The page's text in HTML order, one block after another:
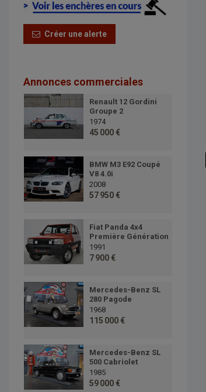
Créer une alerte
Annonces commerciales
Renault 12 Gordini
Groupe 2
1974
45 000 €
BMW M3 E92 Coupé
V8 4.0i
2008
57 950 €
Fiat Panda 4x4
Première Génération
1991
7 900 €
Mercedes-Benz SL
280 Pagode
1968
115 000 €
Mercedes-Benz SL
500 Cabriolet
1985
59 000 €